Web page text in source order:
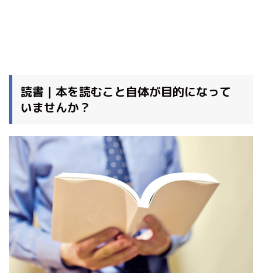
読書｜本を読むこと自体が目的になって
いませんか？